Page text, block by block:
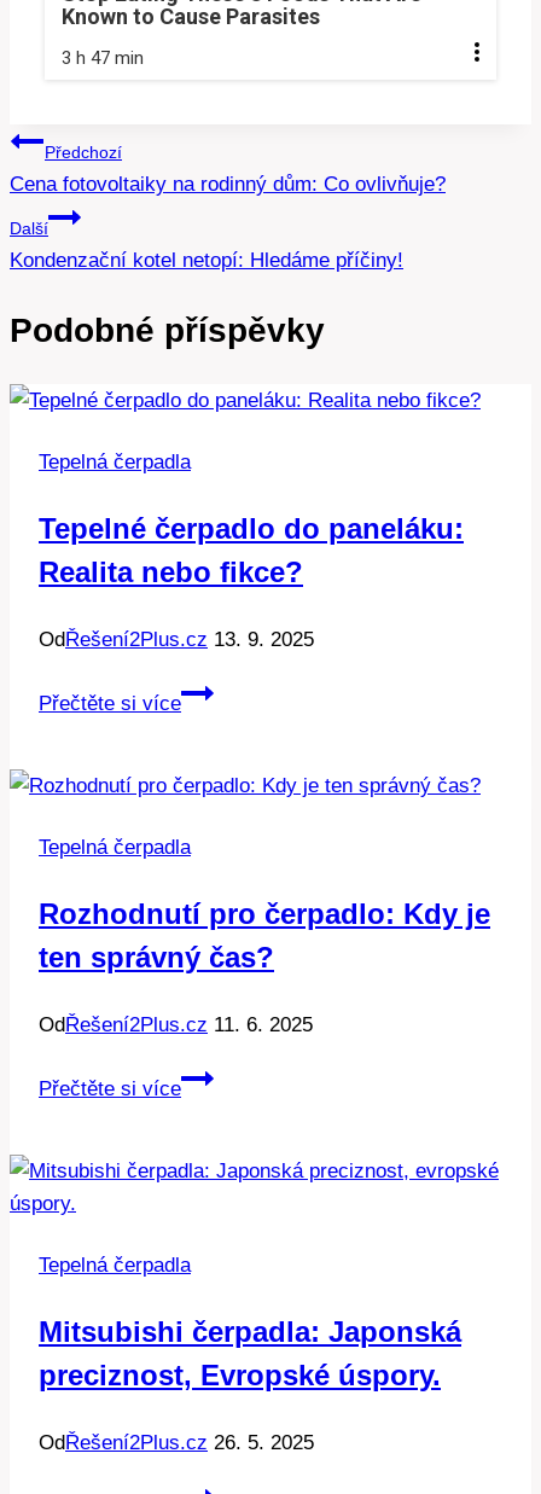
Known to Cause Parasites
3 h 47 min
Navigace
pro
příspěvek
Předchozí
Cena fotovoltaiky na rodinný dům: Co ovlivňuje?
Další
Kondenzační kotel netopí: Hledáme příčiny!
Podobné příspěvky
Tepelná čerpadla
Tepelné čerpadlo do paneláku:
Realita nebo fikce?
OdŘešení2Plus.cz 13. 9. 2025
Přečtěte si více
Tepelné
paneláku:
nebo
Tepelná čerpadla
Rozhodnutí pro čerpadlo: Kdy je
ten správný čas?
OdŘešení2Plus.cz 11. 6. 2025
Přečtěte si více
Rozhodnutí
Kdy
správný
Tepelná čerpadla
Mitsubishi čerpadla: Japonská
preciznost, Evropské úspory.
OdŘešení2Plus.cz 26. 5. 2025